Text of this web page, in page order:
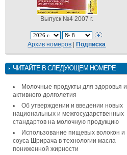
Выпуск №4 2007 г.
Архив номеров |Подписка
ЧИТАЙТЕ В СЛЕДУЮЩЕМ НОМЕРЕ
Молочные продукты для здоровья и
активного долголетия
Об утверждении и введении новых
национальных и межгосударственных
стандартов на молочную продукцию
Использование пищевых волокон и
соуса Шрирача в технологии масла
пониженной жирности